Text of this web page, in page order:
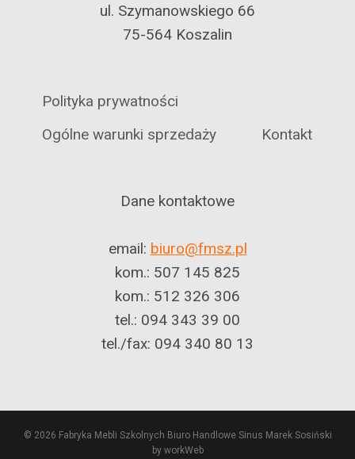
ul. Szymanowskiego 66
75-564 Koszalin
Polityka prywatności
Ogólne warunki sprzedaży
Kontakt
Dane kontaktowe
email: biuro@fmsz.pl
kom.: 507 145 825
kom.: 512 326 306
tel.: 094 343 39 00
tel./fax: 094 340 80 13
© 2026 Fabryka Mebli Szkolnych Biuro Handlowe Sinus Marek Sosiński
by workWeb